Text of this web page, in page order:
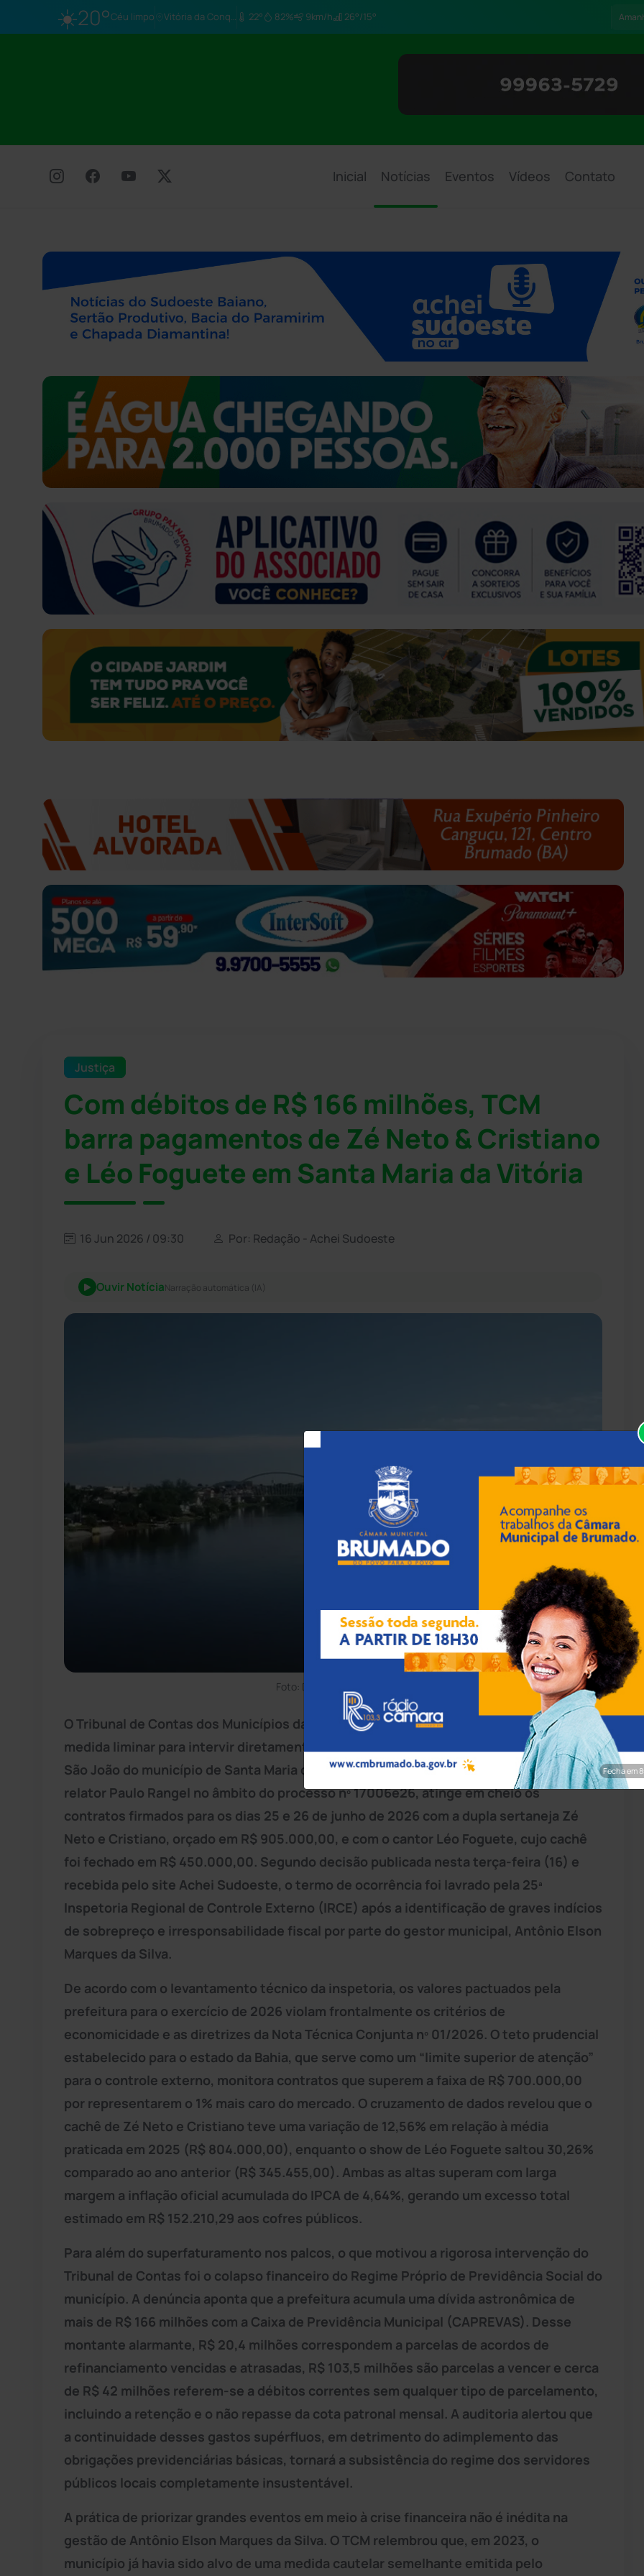
☀️20°Céu limpo Vitória da Conq… 22° 82% 9km/h 26°/15°
Inicial Notícias Eventos Vídeos Contato
Justiça
Com débitos de R$ 166 milhões, TCM
barra pagamentos de Zé Neto & Cristiano
e Léo Foguete em Santa Maria da Vitória
16 Jun 2026 / 09:30 Por: Redação - Achei Sudoeste
Ouvir NotíciaNarração automática (IA)
Foto: Divulgação/PMSMV
O Tribunal de Contas dos Municípios da Bahia(TCM-BA) deferiu parcialmente uma
medida liminar para intervir diretamente na contratação de atrações artísticas para o
São João do município de Santa Maria da Vitória. A decisão, proferida pelo conselheiro
relator Paulo Rangel no âmbito do processo nº 17006e26, atinge em cheio os
contratos firmados para os dias 25 e 26 de junho de 2026 com a dupla sertaneja Zé
Neto e Cristiano, orçado em R$ 905.000,00, e com o cantor Léo Foguete, cujo cachê
foi fechado em R$ 450.000,00. Segundo decisão publicada nesta terça-feira (16) e
recebida pelo site Achei Sudoeste, o termo de ocorrência foi lavrado pela 25ª
Inspetoria Regional de Controle Externo (IRCE) após a identificação de graves indícios
de sobrepreço e irresponsabilidade fiscal por parte do gestor municipal, Antônio Elson
Marques da Silva.
De acordo com o levantamento técnico da inspetoria, os valores pactuados pela
prefeitura para o exercício de 2026 violam frontalmente os critérios de
economicidade e as diretrizes da Nota Técnica Conjunta nº 01/2026. O teto prudencial
estabelecido para o estado da Bahia, que serve como um “limite superior de atenção”
para o controle externo, monitora contratos que superem a faixa de R$ 700.000,00
por representarem o 1% mais caro do mercado. O cruzamento de dados revelou que o
cachê de Zé Neto e Cristiano teve uma variação de 12,56% em relação à média
praticada em 2025 (R$ 804.000,00), enquanto o show de Léo Foguete saltou 30,26%
comparado ao ano anterior (R$ 345.455,00). Ambas as altas superam com larga
margem a inflação oficial acumulada do IPCA de 4,64%, gerando um excesso total
estimado em R$ 152.210,29 aos cofres públicos.
Para além do superfaturamento nos palcos, o que motivou a rigorosa intervenção do
Tribunal de Contas foi o colapso financeiro do Regime Próprio de Previdência Social do
município. A denúncia aponta que a prefeitura acumula uma dívida astronômica de
mais de R$ 166 milhões com a Caixa de Previdência Municipal (CAPREVAS). Desse
montante alarmante, R$ 20,4 milhões correspondem a parcelas de acordos de
refinanciamento vencidas e atrasadas, R$ 103,5 milhões são parcelas a vencer e cerca
de R$ 42 milhões referem-se a débitos correntes sem qualquer tipo de parcelamento,
incluindo a retenção e o não repasse da cota patronal mensal. A auditoria alertou que
a continuidade desses gastos supérfluos, em detrimento do adimplemento das
obrigações previdenciárias básicas, tornará a subsistência do regime dos servidores
públicos locais completamente insustentável.
A prática de priorizar grandes eventos em meio à crise financeira não é inédita na
gestão de Antônio Elson Marques da Silva. O TCM relembrou que, em 2023, o
município já havia sido alvo de uma medida cautelar semelhante emitida pelo
Fecha em